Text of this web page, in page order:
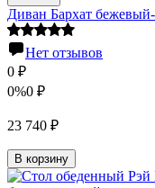
Диван Бархат
Нет отзывов
0 ₽
0%0 ₽
23 740 ₽
В корзину